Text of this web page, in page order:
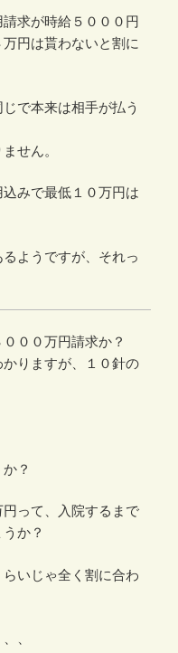
求が時給５０００円
円は貰わないと割に
で本来は相手が払う
せん。
みで最低１０万円は
ようですが、それっ
０００万円請求か？
りますが、１０針の
？
って、入院するまで
か？
いじゃ全く割に合わ
、